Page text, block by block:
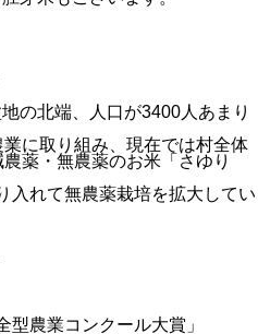
の北端、人口が3400人あまり
に取り組み、現在では村全体
薬・無農薬のお米「さゆり
入れて無農薬栽培を拡大してい
農業コンクール大賞」